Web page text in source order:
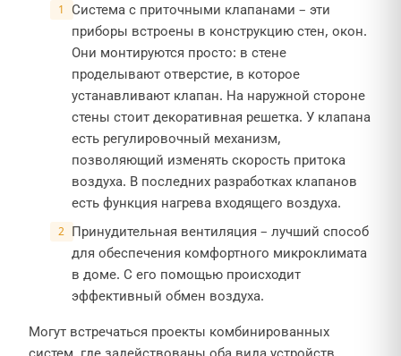
Система с приточными клапанами – эти
приборы встроены в конструкцию стен, окон.
Они монтируются просто: в стене
проделывают отверстие, в которое
устанавливают клапан. На наружной стороне
стены стоит декоративная решетка. У клапана
есть регулировочный механизм,
позволяющий изменять скорость притока
воздуха. В последних разработках клапанов
есть функция нагрева входящего воздуха.
Принудительная вентиляция – лучший способ
для обеспечения комфортного микроклимата
в доме. С его помощью происходит
эффективный обмен воздуха.
Могут встречаться проекты комбинированных